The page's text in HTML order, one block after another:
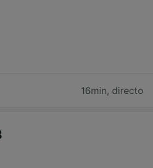
16min, directo